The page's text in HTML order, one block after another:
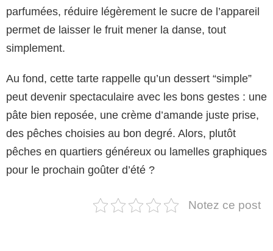
parfumées, réduire légèrement le sucre de l’appareil
permet de laisser le fruit mener la danse, tout
simplement.
Au fond, cette tarte rappelle qu’un dessert “simple”
peut devenir spectaculaire avec les bons gestes : une
pâte bien reposée, une crème d’amande juste prise,
des pêches choisies au bon degré. Alors, plutôt
pêches en quartiers généreux ou lamelles graphiques
pour le prochain goûter d’été ?
Notez ce post